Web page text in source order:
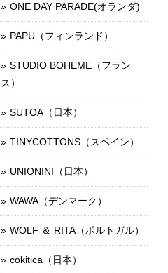
ONE DAY PARADE(オランダ)
PAPU（フィンランド）
STUDIO BOHEME（フラン
ス）
SUTOA（日本）
TINYCOTTONS（スペイン）
UNIONINI（日本）
WAWA（デンマーク）
WOLF ＆ RITA（ポルトガル）
cokitica（日本）